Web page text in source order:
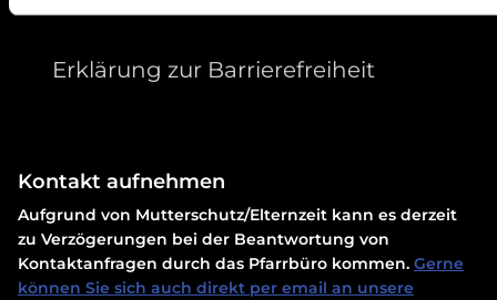
Erklärung zur Barrierefreiheit
Kontakt aufnehmen
Aufgrund von Mutterschutz/Elternzeit kann es derzeit
zu Verzögerungen bei der Beantwortung von
Kontaktanfragen durch das Pfarrbüro kommen. Gerne
können Sie sich auch direkt per email an unsere